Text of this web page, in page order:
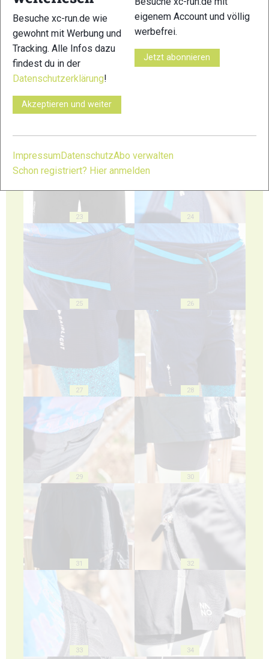
19
23 24
25 26
27 28
29 30
31 32
33 34
Besuche xc-run.de wie
gewohnt mit Werbung und
Tracking. Alle Infos dazu
findest du in der
Datenschutzerklärung!
Akzeptieren und weiter
eigenem Account und völlig
werbefrei.
Jetzt abonnieren
Impressum DatenschutzAbo verwalten
Schon registriert? Hier anmelden